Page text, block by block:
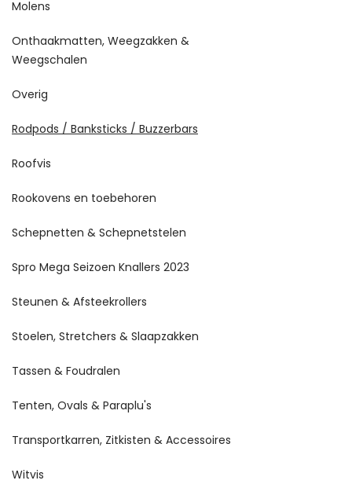
Molens
Onthaakmatten, Weegzakken &
Weegschalen
Overig
Rodpods / Banksticks / Buzzerbars
Roofvis
Rookovens en toebehoren
Schepnetten & Schepnetstelen
Spro Mega Seizoen Knallers 2023
Steunen & Afsteekrollers
Stoelen, Stretchers & Slaapzakken
Tassen & Foudralen
Tenten, Ovals & Paraplu's
Transportkarren, Zitkisten & Accessoires
Witvis